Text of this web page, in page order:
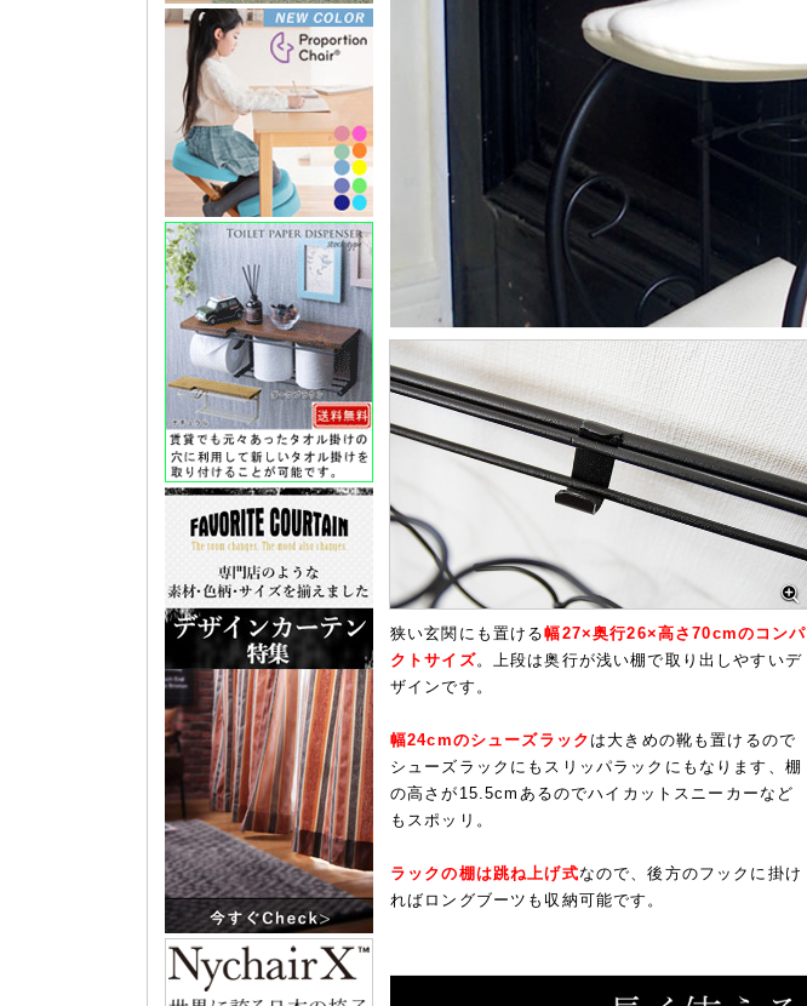
狭い玄関にも置ける幅27×奥行26×高さ70cmのコンパ
クトサイズ。上段は奥行が浅い棚で取り出しやすいデ
ザインです。
幅24cmのシューズラック は大きめの靴も置けるので
シューズラックにもスリッパラックにもなります、棚
の高さが15.5cmあるのでハイカットスニーカーなど
もスポッリ。
ラックの棚は跳ね上げ式なので、後方のフックに掛け
ればロングブーツも収納可能です。